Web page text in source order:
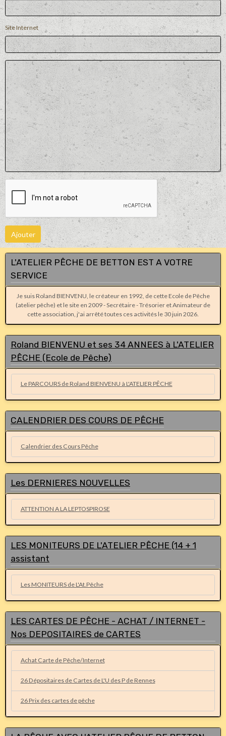
Site Internet
Ajouter
L'ATELIER PÊCHE DE BETTON EST A VOTRE
SERVICE
Je suis Roland BIENVENU, le créateur en 1992, de cette Ecole de Pêche
(atelier pêche) et le site en 2009 - Secrétaire - Trésorier et Animateur de
cette association, j'ai arrêté toutes ces activités le 30 juin 2026.
Roland BIENVENU et ses 34 ANNEES à L'ATELIER
PÊCHE (Ecole de Pêche)
Le PARCOURS de Roland BIENVENU à L'ATELIER PÊCHE
CALENDRIER DES COURS DE PÊCHE
Calendrier des Cours Pêche
Les DERNIERES NOUVELLES
ATTENTION A LA LEPTOSPIROSE
LES MONITEURS DE L'ATELIER PÊCHE (14 + 1
assistant
Les MONITEURS de L'At.Pêche
LES CARTES DE PÊCHE - ACHAT / INTERNET -
Nos DEPOSITAIRES de CARTES
Achat Carte de Pêche/Internet
26 Dépositaires de Cartes de L'U des P de Rennes
26 Prix des cartes de pêche